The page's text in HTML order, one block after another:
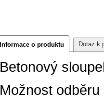
Informace o produktu Dotaz k
Betonový
Možnost